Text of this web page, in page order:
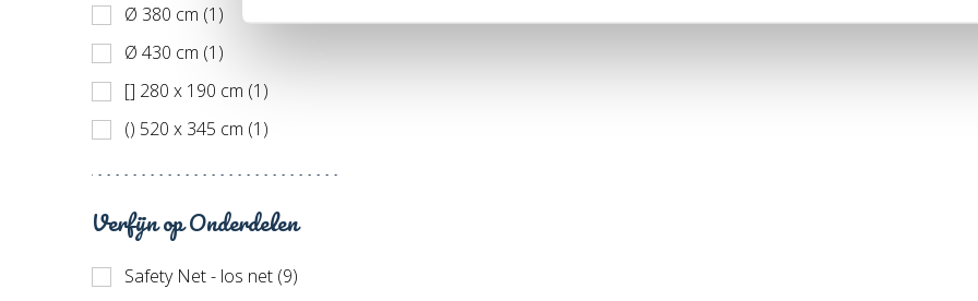
Ø 380 cm (1)
Ø 430 cm (1)
[] 280 x 190 cm (1)
() 520 x 345 cm (1)
Verfijn op Onderdelen
Safety Net - los net (9)